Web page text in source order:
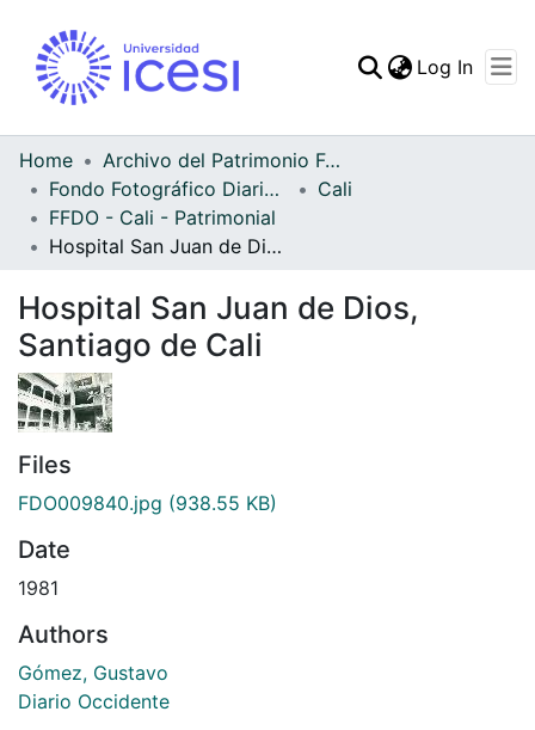
Statistics
Log In
Home
Archivo del Patrimonio Fotográfico y Fílmico del Valle del Cauca
Fondo Fotográfico Diario Occidente
Cali
FFDO - Cali - Patrimonial
Hospital San Juan de Dios, Santiago de Cali
Hospital San Juan de Dios,
Santiago de Cali
Files
FDO009840.jpg (938.55 KB)
Date
1981
Authors
Gómez, Gustavo
Diario Occidente